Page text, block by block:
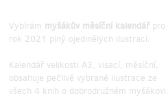
Vybírám myšákův měsíční kalendář pro
rok 2021 plný ojedinělých ilustrací.
Kalendář velikosti A3, visací, měsíční,
obsahuje pečlivě vybrané ilustrace ze
všech 4 knih o dobrodružném myšákovi.